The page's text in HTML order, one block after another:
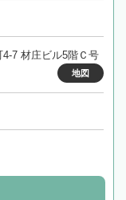
7 材庄ビル5階Ｃ号
地図